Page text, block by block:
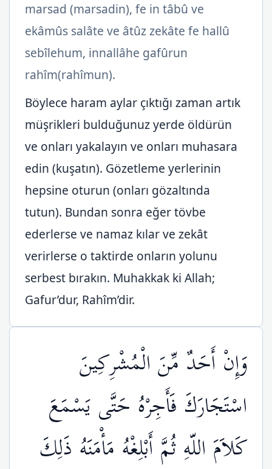
marsad (marsadin), fe in tâbû ve
ekâmûs salâte ve âtûz zekâte fe hallû
sebîlehum, innallâhe gafûrun
rahîm(rahîmun).
Böylece haram aylar çıktığı zaman artık
müşrikleri bulduğunuz yerde öldürün
ve onları yakalayın ve onları muhasara
edin (kuşatın). Gözetleme yerlerinin
hepsine oturun (onları gözaltında
tutun). Bundan sonra eğer tövbe
ederlerse ve namaz kılar ve zekât
verirlerse o taktirde onların yolunu
serbest bırakın. Muhakkak ki Allah;
Gafur’dur, Rahîm’dir.
وَإِنْ أَحَدٌ مِّنَ الْمُشْرِكِينَ
اسْتَجَارَكَ فَأَجِرْهُ حَتَّى يَسْمَعَ
كَلاَمَ اللّهِ ثُمَّ أَبْلِغْهُ مَأْمَنَهُ ذَلِكَ